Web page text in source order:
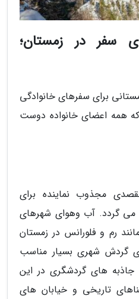
سفر در زمستان؛
برای سفرهای خانوادگی
همه اعضای خانواده دوست
مجذوب نماینده برای
گردد. آب وهوای شهرهای
رم و فلورانس در زمستان
گردش شهری بسیار مناسب
های گردشگری در این
تاریخی و خیابان های